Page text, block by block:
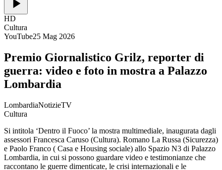
HD
Cultura
YouTube25 Mag 2026
Premio Giornalistico Grilz, reporter di
guerra: video e foto in mostra a Palazzo
Lombardia
LombardiaNotizieTV
Cultura
Si intitola ‘Dentro il Fuoco’ la mostra multimediale, inaugurata dagli
assessori Francesca Caruso (Cultura). Romano La Russa (Sicurezza)
e Paolo Franco ( Casa e Housing sociale) allo Spazio N3 di Palazzo
Lombardia, in cui si possono guardare video e testimonianze che
raccontano le guerre dimenticate, le crisi internazionali e le